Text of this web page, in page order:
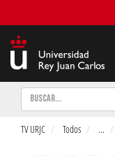
Buscar
TV URJC Todos ...